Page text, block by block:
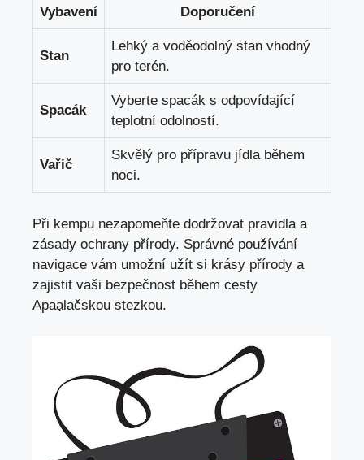
Vybavení Doporučení
Stan
Lehký a voděodolný stan vhodný
pro terén.
Spacák
Vyberte spacák s odpovídající
teplotní odolností.
Vařič
Skvělý pro přípravu jídla během
noci.
Při kempu nezapomeňte dodržovat pravidla a
zásady ochrany přírody. Správné používání
navigace vám umožní užít si krásy přírody a
zajistit vaši bezpečnost během cesty
Apaạlačskou stezkou.